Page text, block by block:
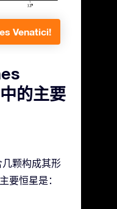
Venatici!
的主要
颗构成其形
要恒星是：